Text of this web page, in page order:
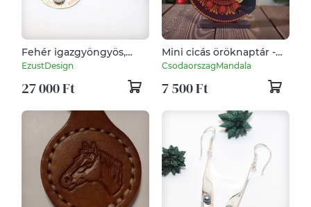
Fehér igazgyöngyös,
kalapált kör, női ezüst
fülbevaló pár (EF.150)
EzustDesign
27 000 Ft
Mini cicás öröknaptár -
padlizsán-vörösarany
CsodaorszagMandala
7 500 Ft